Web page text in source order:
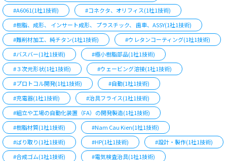
#A6061(1社1技術)
#コネクタ、オリフィス(1社1技術)
#樹脂、成形、 インサート成形、 プラスチック、 歯車、ASSY(1社1技術)
#難削材加工、純チタン(1社1技術)
#ウレタンコーティング(1社1技術)
#バスバー(1社1技術)
#極小樹脂部品(1社1技術)
#３次元形状(1社1技術)
#ウェービング溶接(1社1技術)
#プロトコル開発(1社1技術)
#自動(1社1技術)
#充電器(1社1技術)
#治具フライス(1社1技術)
#組立や工場の自動化装置（FA）の開発製造(1社1技術)
#樹脂材質(1社1技術)
#Nam Cau Kien(1社1技術)
#ばり取り(1社1技術)
#HP(1社1技術)
#設計・製作(1社1技術)
#合成ゴム(1社1技術)
#電気検査治具(1社1技術)